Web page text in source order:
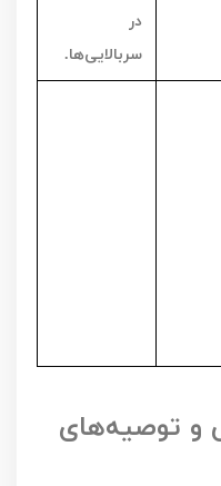
در
سربالایی‌ها.
و توصیه‌های